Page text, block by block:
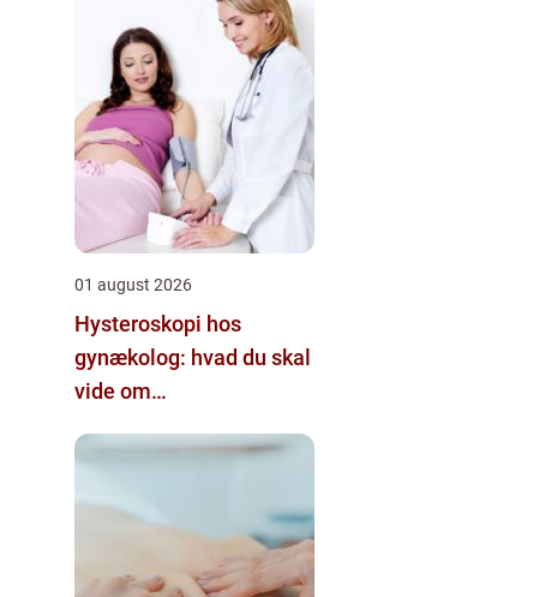
01 august 2026
Hysteroskopi hos
gynækolog: hvad du skal
vide om
livmoderen